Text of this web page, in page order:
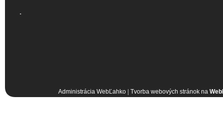
.
Administrácia WebĽahko| Tvorba webových stránok na